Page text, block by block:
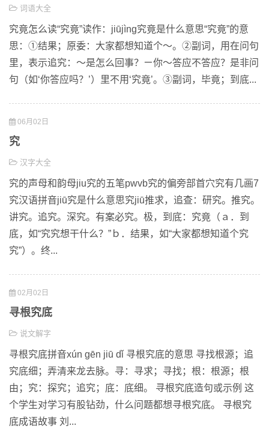
词语大全
究竟怎么读“究竟”读作：jiūjìng究竟是什么意思“究竟”的意
思：①结果；原委：大家都想知道个～。②副词，用在问句
里，表示追究：～是怎么回事？ㄧ你～答应不答应？是非问
句（如‘你答应吗？’）里不用‘究竟’。③副词，毕竟；到底...
06月02日
究
汉字大全
究的声母和韵母jiu究的五笔pwvb究的偏旁部首穴究有几画7
究汉语拼音jiū究是什么意思究jiū推求，追查：研究。推究。
讲究。追究。深究。有案必究。极，到底：究竟（ａ．到
底，如“究究想干什么？”ｂ．结果，如“大家都想知道个究
究”）。终...
02月02日
寻根究底
说文解字
寻根究底拼音xún gēn jiū dǐ 寻根究底的意思 寻找根源；追
究底细；弄清来龙去脉。寻：寻求；寻找；根：根源；根
由；究：探究；追究；底：底细。 寻根究底造句或示例 这
个学生对学习有股钻劲，什么问题都想寻根究底。 寻根究
底成语故事 刘...